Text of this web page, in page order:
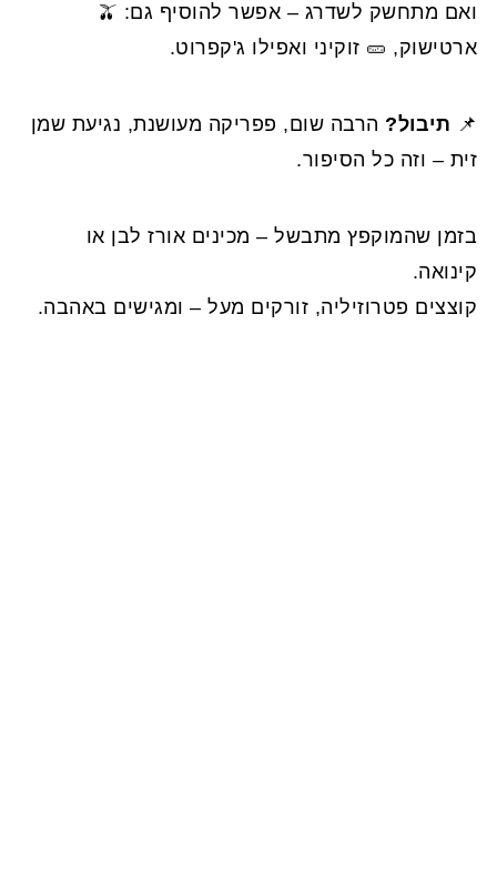
ואם מתחשק לשדרג – אפשר להוסיף גם: 🫒
ארטישוק, 🥒 זוקיני ואפילו ג'קפרוט.
📌 תיבול? הרבה שום, פפריקה מעושנת, נגיעת שמן
זית – וזה כל הסיפור.
בזמן שהמוקפץ מתבשל – מכינים אורז לבן או
קינואה.
קוצצים פטרוזיליה, זורקים מעל – ומגישים באהבה.